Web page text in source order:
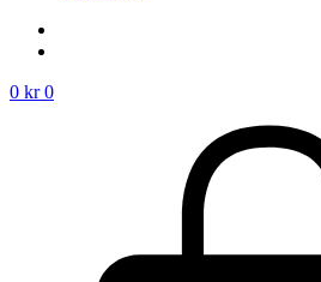
0 kr 0